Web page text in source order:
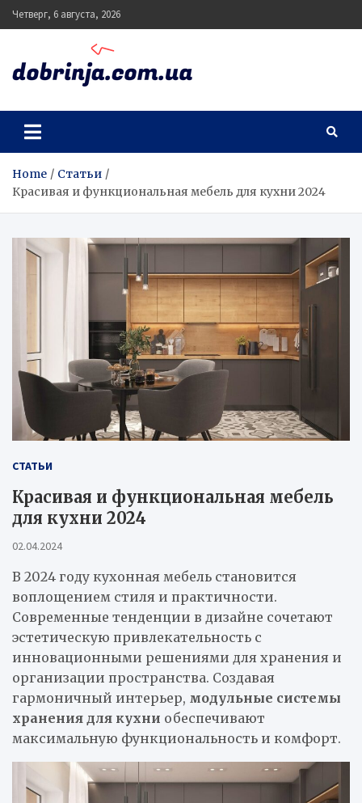
Skip
to
Четверг, 6 августа, 2026
dobrinja.com.ua
Home
Статьи
Красивая и функциональная мебель для кухни 2024
СТАТЬИ
Красивая и функциональная мебель
для кухни 2024
02.04.2024
В 2024 году кухонная мебель становится
воплощением стиля и практичности.
Современные тенденции в дизайне сочетают
эстетическую привлекательность с
инновационными решениями для хранения и
организации пространства. Создавая
гармоничный интерьер, модульные системы
хранения для кухни обеспечивают
максимальную функциональность и комфорт.